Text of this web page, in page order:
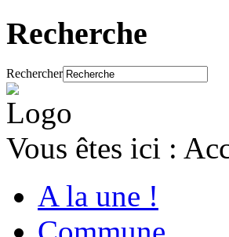
Recherche
Rechercher
Vous êtes ici :
A la une !